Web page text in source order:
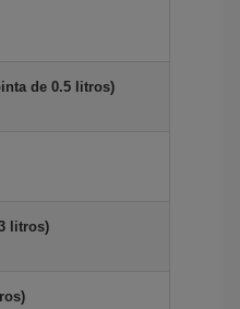
de 0.5 litros)
litros)